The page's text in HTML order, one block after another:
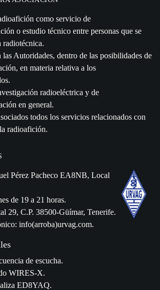
como servicio de
o estudio técnico entre personas que se
radiotécnica.
Autoridades, dentro de las posibilidades de
en materia relativa a los
radioeléctrica y de
en general.
todos los servicios relacionados con
radioafición.
Pérez Pacheco EA8NB, Local
de 19 a 21 horas.
29, C.P. 38500-Güímar, Tenerife.
info(arroba)urvag.com.
de escucha.
WIRES-X.
ED8YAQ.